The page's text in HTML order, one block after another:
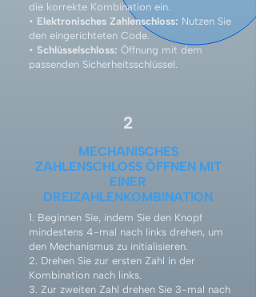
die korrekte Kombination ein.
• Elektronisches Zahlenschloss: Nutzen Sie
den eingerichteten Code.
• Schlüsselschloss: Öffnung mit dem
passenden Sicherheitsschlüssel.
2
MECHANISCHES
ZAHLENSCHLOSS ÖFFNEN MIT
EINER
DREIZAHLENKOMBINATION
1. Beginnen Sie, indem Sie den Knopf
mindestens 4-mal nach links drehen, um
den Mechanismus zu initialisieren.
2. Drehen Sie zur ersten Zahl in der
Kombination nach links.
3. Zur zweiten Zahl drehen Sie 3-mal nach